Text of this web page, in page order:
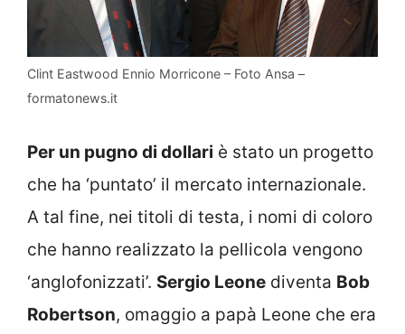
Clint Eastwood Ennio Morricone – Foto Ansa –
formatonews.it
Per un pugno di dollari è stato un progetto
che ha ‘puntato’ il mercato internazionale.
A tal fine, nei titoli di testa, i nomi di coloro
che hanno realizzato la pellicola vengono
‘anglofonizzati’. Sergio Leone diventa Bob
Robertson, omaggio a papà Leone che era